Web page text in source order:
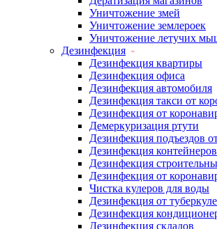
Уничтожение змей
Уничтожение землероек
Уничтожение летучих
Дезинфекция
Дезинфекция квартиры
Дезинфекция офиса
Дезинфекция автомобиля
Дезинфекция такси от
Дезинфекция от
Демеркуризация ртути
Дезинфекция подъездов
Дезинфекция
Дезинфекция
Дезинфекция от
Чистка кулеров для воды
Дезинфекция от
Дезинфекция
Дезинфекция складов